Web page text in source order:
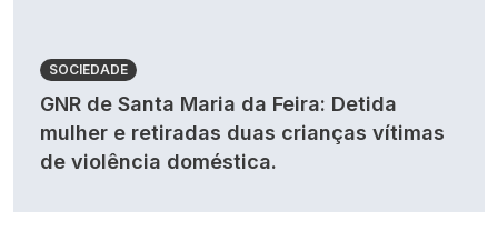
SOCIEDADE
GNR de Santa Maria da Feira: Detida
mulher e retiradas duas crianças vítimas
de violência doméstica.